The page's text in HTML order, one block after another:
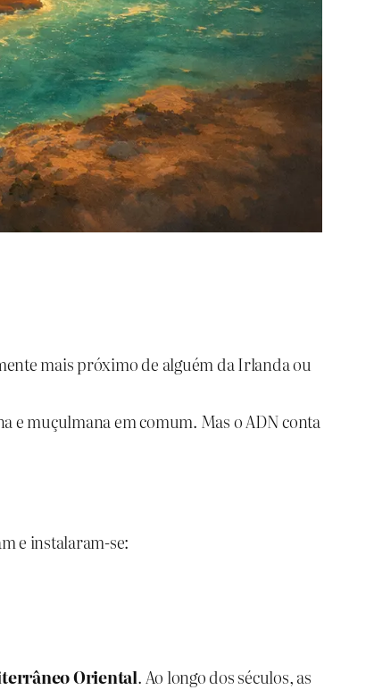
mais próximo de alguém da Irlanda ou
e muçulmana em comum. Mas o ADN conta
e instalaram‑se:
Oriental. Ao longo dos séculos, as